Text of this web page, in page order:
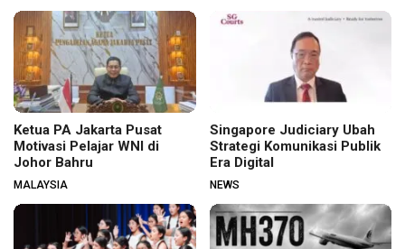
Ketua PA Jakarta Pusat
Motivasi Pelajar WNI di
Johor Bahru
MALAYSIA
Singapore Judiciary Ubah
Strategi Komunikasi Publik
Era Digital
NEWS